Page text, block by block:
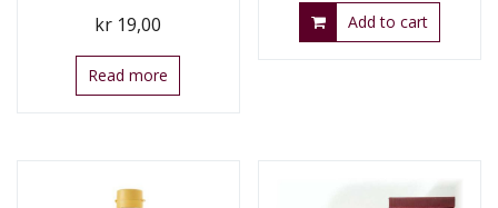
kr 19,00
Read more
Add to cart